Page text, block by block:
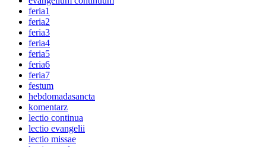
feria1
feria2
feria3
feria4
feria5
feria6
feria7
festum
hebdomadasancta
komentarz
lectio continua
lectio evangelii
lectio missae